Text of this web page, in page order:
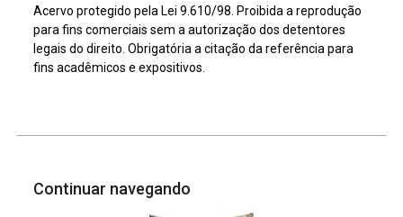
Acervo protegido pela Lei 9.610/98. Proibida a reprodução
para fins comerciais sem a autorização dos detentores
legais do direito. Obrigatória a citação da referência para
fins acadêmicos e expositivos.
Continuar navegando